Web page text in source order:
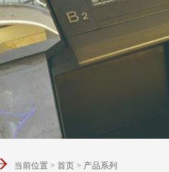
当前位置 > 首页 > 产品系列